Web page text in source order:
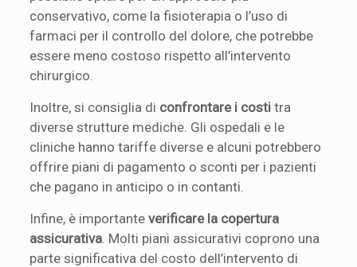
conservativo, come la fisioterapia o l’uso di
farmaci per il controllo del dolore, che potrebbe
essere meno costoso rispetto all’intervento
chirurgico.
Inoltre, si consiglia di confrontare i costi tra
diverse strutture mediche. Gli ospedali e le
cliniche hanno tariffe diverse e alcuni potrebbero
offrire piani di pagamento o sconti per i pazienti
che pagano in anticipo o in contanti.
Infine, è importanteverificare la copertura
assicurativa . Molti piani assicurativi coprono una
parte significativa del costo dell’intervento di